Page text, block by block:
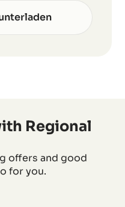
Regional
offers and good
for you.